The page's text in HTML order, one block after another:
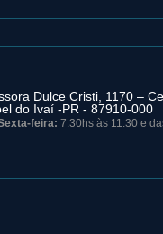
Dulce Cristi, 1170 –
do Ivaí -PR - 87910-000
feira: 7:30hs às 11:30 e